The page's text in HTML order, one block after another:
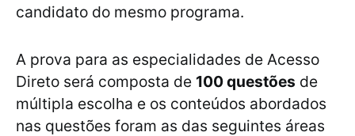
candidato do mesmo programa.
A prova para as especialidades de Acesso
Direto será composta de 100 questões de
múltipla escolha e os conteúdos abordados
nas questões foram as das seguintes áreas